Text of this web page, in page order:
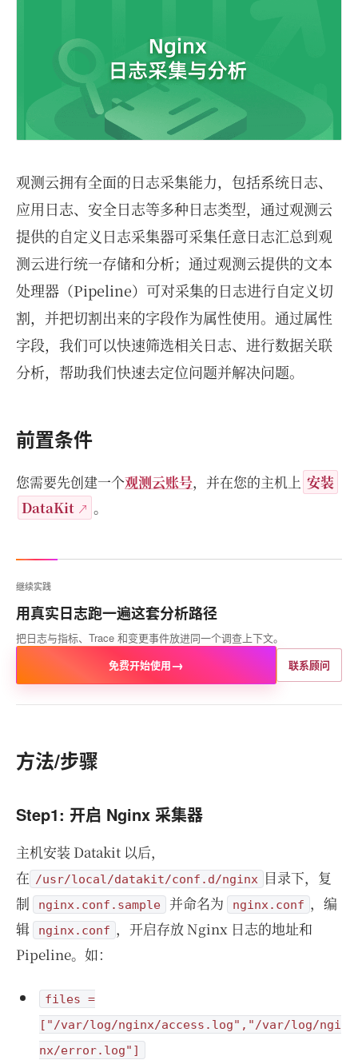
观测云拥有全面的日志采集能力，包括系统日志、
应用日志、安全日志等多种日志类型，通过观测云
提供的自定义日志采集器可采集任意日志汇总到观
测云进行统一存储和分析；通过观测云提供的文本
处理器（Pipeline）可对采集的日志进行自定义切
割，并把切割出来的字段作为属性使用。通过属性
字段，我们可以快速筛选相关日志、进行数据关联
分析，帮助我们快速去定位问题并解决问题。
前置条件
您需要先创建一个观测云账号，并在您的主机上 安装
DataKit
。
继续实践
用真实日志跑一遍这套分析路径
把日志与指标、Trace 和变更事件放进同一个调查上下文。
免费开始使用→ 联系顾问
方法/步骤
Step1: 开启 Nginx 采集器
主机安装 Datakit 以后，
在 /usr/local/datakit/conf.d/nginx
目录下，复
制
nginx.conf.sample 并命名为 nginx.conf ，编
辑
nginx.conf ，开启存放 Nginx 日志的地址和
Pipeline。如：
files =
["/var/log/nginx/access.log","/var/log/ngi
nx/error.log"]